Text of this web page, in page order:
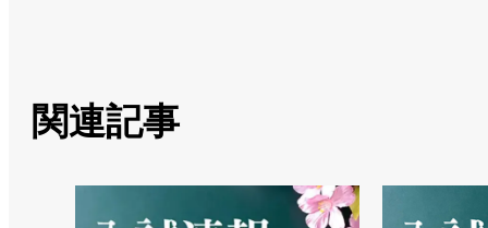
関連記事